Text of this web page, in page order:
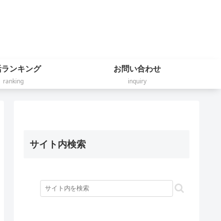
ンキング
ranking
お問い合わせ
inquiry
サイト内検索